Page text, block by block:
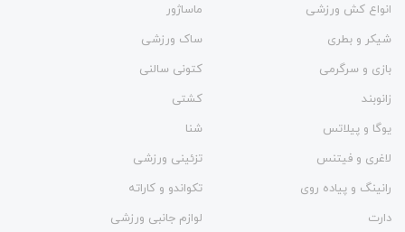
انواع کش ورزشی
ماساژور
شیکر و بطری
ساک ورزشی
بازی و سرگرمی
کتونی سالنی
زانوبند
کشتی
یوگا و پیلاتس
شنا
لاغری و فیتنس
تزئینی ورزشی
رانینگ و پیاده روی
تکواندو و کاراته
دارت
لوازم جانبی ورزشی